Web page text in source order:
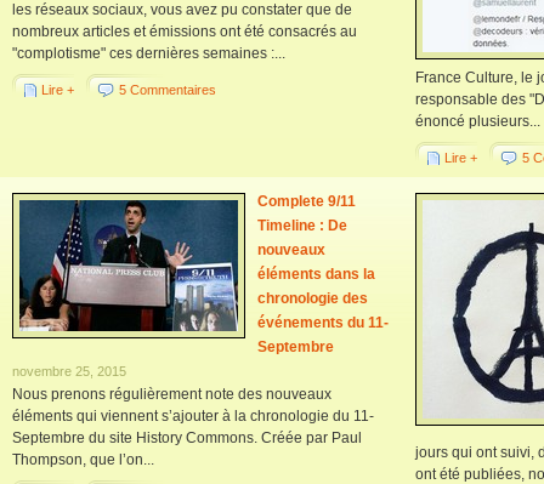
les réseaux sociaux, vous avez pu constater que de
nombreux articles et émissions ont été consacrés au
"complotisme" ces dernières semaines :...
Lire + 5 Commentaires
France Culture, le
responsable des
énoncé plusieurs...
Lire + 5
Complete 9/11
Timeline : De
nouveaux
éléments dans la
chronologie des
événements du 11-
Septembre
novembre 25, 2015
Nous prenons régulièrement note des nouveaux
éléments qui viennent s’ajouter à la chronologie du 11-
Septembre du site History Commons. Créée par Paul
Thompson, que l’on...
jours qui ont suivi,
ont été publiées,